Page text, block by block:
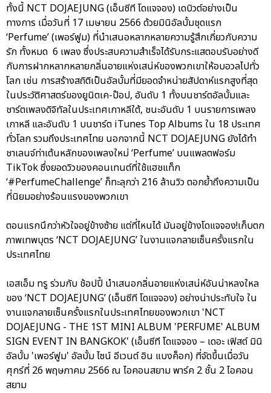
ทั้งนี้ NCT DOJAEJUNG (เอ็นซีที โดแจจอง) เดบิวต์อย่างเป็น
ทางการ เมื่อวันที่ 17 เมษายน 2566 ด้วยมินิอัลบั้มชุดแรก
‘Perfume’ (เพอร์ฟูม) ที่นำเสนอหลากหลายความรู้สึกเกี่ยวกับความ
รัก ทั้งหมด 6 เพลง ซึ่งประสบความสำเร็จได้รับกระแสตอบรับอย่างดี
กับการฝากหลากหลายกลิ่นอายแห่งเสน่ห์ของพวกเขาให้อบอวลไปทั่ว
โลก เช่น การสร้างสถิติเป็นอัลบั้มที่มียอดจำหน่ายสัปดาห์แรกสูงที่สุด
ในประวัติศาสตร์ของยูนิตเค-ป๊อป, อันดับ 1 ทั้งบนชาร์ตอัลบั้มและ
ชาร์ตเพลงดิจิทัลในประเทศเกาหลีใต้, ชนะอันดับ 1 บนรายการเพลง
เกาหลี และอันดับ 1 บนชาร์ต iTunes Top Albums ใน 18 ประเทศ
ทั่วโลก รวมถึงประเทศไทย นอกจากนี้ NCT DOJAEJUNG ยังได้ทำ
ชาเลนจ์ท่าเต้นหลักของเพลงใหม่ ‘Perfume’ บนแพลตฟอร์ม
TikTok ซึ่งยอดวิวของคอนเทนต์ที่ใช้แฮชแท็ก
‘#PerfumeChallenge’ ก็ทะลุกว่า 216 ล้านวิว ตอกย้ำถึงความเป็น
ที่นิยมอย่างร้อนแรงของพวกเขา
ตอนแรกนึกว่าหัวใจอยู่ข้างซ้าย แต่ที่ไหนได้ มันอยู่ข้างโดแจจอง!เก็บตก
ภาพเทพบุตร ‘NCT DOJAEJUNG’ ในงานแจกลายเซ็นครั้งแรกใน
ประเทศไทย
เอสเอ็ม ทรู ร่วมกับ ช้อปปี้ นำเสนอกลิ่นอายแห่งเสน่ห์อันน่าหลงใหล
ของ ‘NCT DOJAEJUNG’ (เอ็นซีที โดแจจอง) อย่างน่าประทับใจ ใน
งานแจกลายเซ็นครั้งแรกในประเทศไทยของพวกเขา 'NCT
DOJAEJUNG - THE 1ST MINI ALBUM 'PERFUME' ALBUM
SIGN EVENT IN BANGKOK' (เอ็นซีที โดแจจอง – เดอะ เฟิสต์ มินิ
อัลบั้ม 'เพอร์ฟูม' อัลบั้ม ไซน์ อีเวนต์ อิน แบงค็อก) ที่จัดขึ้นเมื่อวัน
ศุกร์ที่ 26 พฤษภาคม 2566 ณ ไอคอนสยาม พาร์ค 2 ชั้น 2 ไอคอน
สยาม